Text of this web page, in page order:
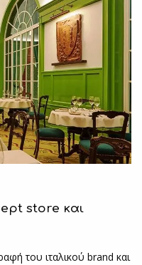
store και
του ιταλικού brand και